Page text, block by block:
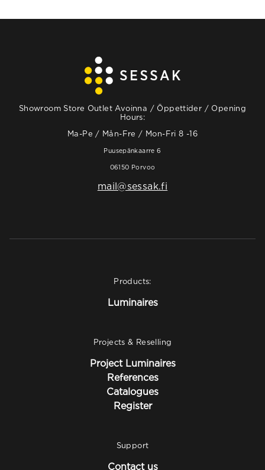
Showroom Store Outlet Avoinna / Öppettider / Opening
Hours:
Ma-Pe / Mån-Fre / Mon-Fri 8 -16
Puusepänkaarre 6
06150 Porvoo
mail@sessak.fi
Products:
Luminaires
Projects & Reselling
Project Luminaires
References
Catalogues
Register
Support
Contact us